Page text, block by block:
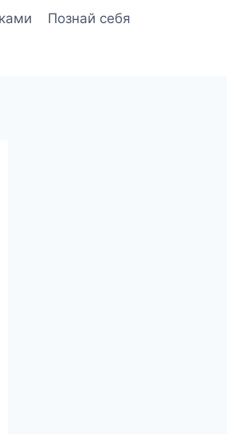
Познай себя